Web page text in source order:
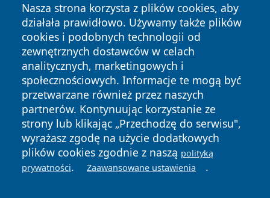
Nasza strona korzysta z plików cookies, aby
działała prawidłowo. Używamy także plików
cookies i podobnych technologii od
zewnętrznych dostawców w celach
analitycznych, marketingowych i
społecznościowych. Informacje te mogą być
przetwarzane również przez naszych
partnerów. Kontynuując korzystanie ze
strony lub klikając „Przechodzę do serwisu",
wyrażasz zgodę na użycie dodatkowych
plików cookies zgodnie z naszą polityką
prywatności. Zaawansowane ustawienia .
Copyright © 2026 24piaseczno.pl Wszystkie prawa
zastrzeżone.
News Autorzy
Polityka
Prywatności
Polityka
Cookies